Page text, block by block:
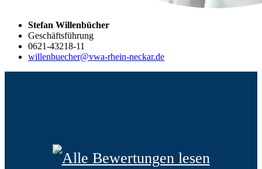
Stefan Willenbücher
Geschäftsführung
0621-43218-11
willenbuecher@vwa-rhein-neckar.de